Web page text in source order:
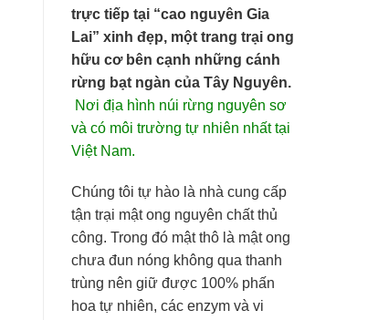
trực tiếp tại “cao nguyên Gia
Lai” xinh đẹp, một trang trại ong
hữu cơ bên cạnh những cánh
rừng bạt ngàn của Tây Nguyên.
Nơi địa hình núi rừng nguyên sơ
và có môi trường tự nhiên nhất tại
Việt Nam.
Chúng tôi tự hào là nhà cung cấp
tận trại mật ong nguyên chất thủ
công. Trong đó mật thô là mật ong
chưa đun nóng không qua thanh
trùng nên giữ được 100% phấn
hoa tự nhiên, các enzym và vi